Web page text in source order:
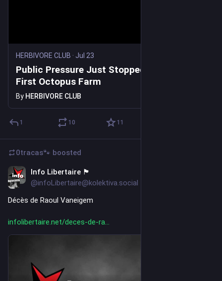
HERBIVORE CLUB · Jul 23
Public Pressure Just Stopped the World’s
First Octopus Farm
By HERBIVORE CLUB
1 10 11
0tracas🐾 boosted
Info Libertaire 🏴
@infoLibertaire@kolektiva.social
Décès de Raoul Vaneigem
infolibertaire.net/deces-de-ra